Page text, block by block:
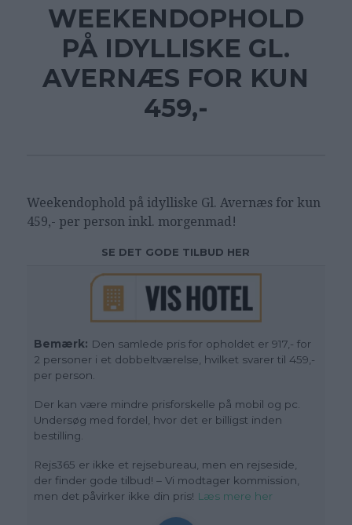
WEEKENDOPHOLD
PÅ IDYLLISKE GL.
AVERNÆS FOR KUN
459,-
Weekendophold på idylliske Gl. Avernæs for kun
459,- per person inkl. morgenmad!
SE DET GODE TILBUD HER
Bemærk: Den samlede pris for opholdet er 917,- for
2 personer i et dobbeltværelse, hvilket svarer til 459,-
per person.
Der kan være mindre prisforskelle på mobil og pc.
Undersøg med fordel, hvor det er billigst inden
bestilling.
Rejs365 er ikke et rejsebureau, men en rejseside,
der finder gode tilbud! – Vi modtager kommission,
men det påvirker ikke din pris! Læs mere her